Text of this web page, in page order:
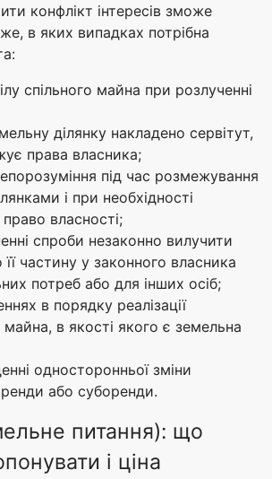
конфлікт інтересів зможе
в яких випадках потрібна
спільного майна при розлученні
ділянку накладено сервітут,
права власника;
під час розмежування
і при необхідності
власності;
спроби незаконно вилучити
її частину у законного власника
потреб або для інших осіб;
в порядку реалізації
майна, в якості якого є земельна
односторонньої зміни
або суборенди.
питання): що
і ціна